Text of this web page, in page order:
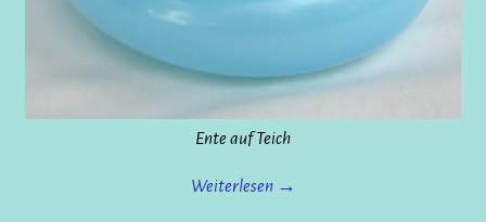
Ente auf Teich
Weiterlesen →